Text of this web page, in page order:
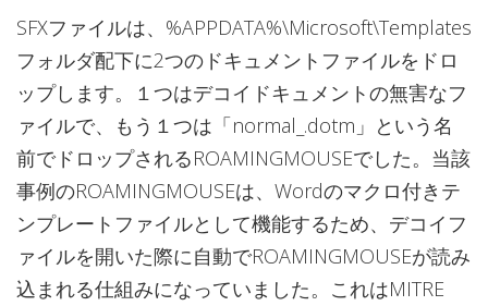
SFXファイルは、%APPDATA%\Microsoft\Templates
フォルダ配下に2つのドキュメントファイルをドロ
ップします。１つはデコイドキュメントの無害なフ
ァイルで、もう１つは「normal_.dotm」という名
前でドロップされるROAMINGMOUSEでした。当該
事例のROAMINGMOUSEは、Wordのマクロ付きテ
ンプレートファイルとして機能するため、デコイフ
ァイルを開いた際に自動でROAMINGMOUSEが読み
込まれる仕組みになっていました。これはMITRE